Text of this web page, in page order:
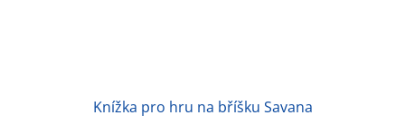
Knížka pro hru na bříšku Savana